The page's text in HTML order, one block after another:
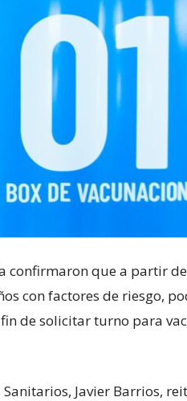
confirmaron que a partir
con factores de riesgo,
de solicitar turno para
Javier Barrios,